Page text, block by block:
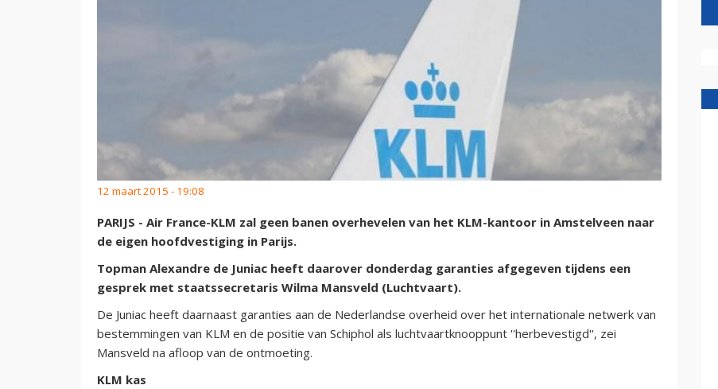
12 maart 2015 - 19:08
PARIJS - Air France-KLM zal geen banen overhevelen van het KLM-kantoor in Amstelveen naar
de eigen hoofdvestiging in Parijs.
Topman Alexandre de Juniac heeft daarover donderdag garanties afgegeven tijdens een
gesprek met staatssecretaris Wilma Mansveld (Luchtvaart).
De Juniac heeft daarnaast garanties aan de Nederlandse overheid over het internationale netwerk van
bestemmingen van KLM en de positie van Schiphol als luchtvaartknooppunt ''herbevestigd'', zei
Mansveld na afloop van de ontmoeting.
KLM kas